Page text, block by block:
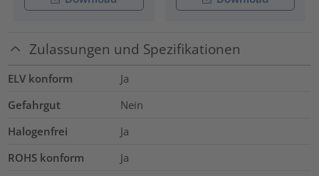
Zulassungen und Spezifikationen
ELV konform
Ja
Gefahrgut
Nein
Halogenfrei
Ja
ROHS konform
Ja